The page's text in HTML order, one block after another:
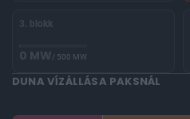
3. blokk
0 MW/ 500 MW
DUNA VÍZÁLLÁSA PAKSNÁL